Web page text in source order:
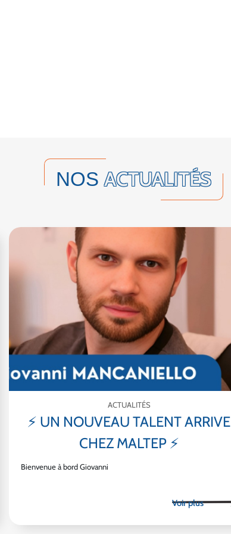
NOSACTUALITÉS
ACTUALITÉS
⚡ UN NOUVEAU TALENT ARRIVE
CHEZ MALTEP ⚡
Bienvenue à bord Giovanni